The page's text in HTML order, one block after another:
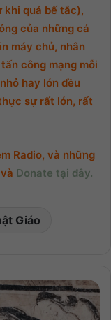
khi quá bế tắc),
của những cá
máy chủ, nhân
công mạng mỗi
hay lớn đều
sự rất lớn, rất
Radio, và những
Donate tại đây.
Giáo